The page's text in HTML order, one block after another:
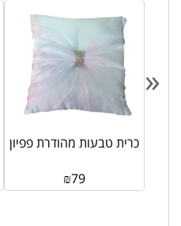
כרית טבעות מהודרת פפיון
₪79
«